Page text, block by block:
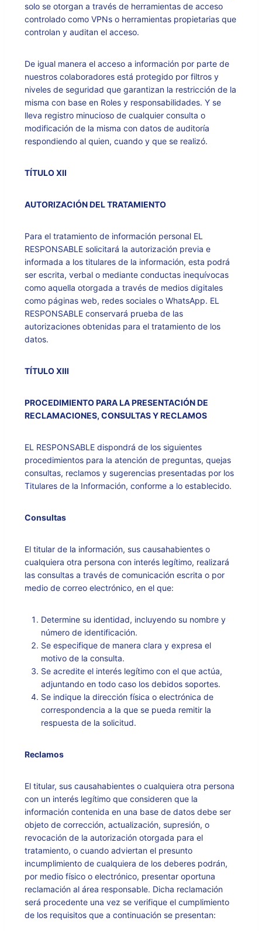
solo se otorgan a través de herramientas de acceso
controlado como VPNs o herramientas propietarias que
controlan y auditan el acceso.
De igual manera el acceso a información por parte de
nuestros colaboradores está protegido por filtros y
niveles de seguridad que garantizan la restricción de la
misma con base en Roles y responsabilidades. Y se
lleva registro minucioso de cualquier consulta o
modificación de la misma con datos de auditoría
respondiendo al quien, cuando y que se realizó.
TÍTULO XII
AUTORIZACIÓN DEL TRATAMIENTO
Para el tratamiento de información personal EL
RESPONSABLE solicitará la autorización previa e
informada a los titulares de la información, esta podrá
ser escrita, verbal o mediante conductas inequívocas
como aquella otorgada a través de medios digitales
como páginas web, redes sociales o WhatsApp. EL
RESPONSABLE conservará prueba de las
autorizaciones obtenidas para el tratamiento de los
datos.
TÍTULO XIII
PROCEDIMIENTO PARA LA PRESENTACIÓN DE
RECLAMACIONES, CONSULTAS Y RECLAMOS
EL RESPONSABLE dispondrá de los siguientes
procedimientos para la atención de preguntas, quejas
consultas, reclamos y sugerencias presentadas por los
Titulares de la Información, conforme a lo establecido.
Consultas
El titular de la información, sus causahabientes o
cualquiera otra persona con interés legítimo, realizará
las consultas a través de comunicación escrita o por
medio de correo electrónico, en el que:
Determine su identidad, incluyendo su nombre y
número de identificación.
Se especifique de manera clara y expresa el
motivo de la consulta.
Se acredite el interés legítimo con el que actúa,
adjuntando en todo caso los debidos soportes.
Se indique la dirección física o electrónica de
correspondencia a la que se pueda remitir la
respuesta de la solicitud.
Reclamos
El titular, sus causahabientes o cualquiera otra persona
con un interés legítimo que consideren que la
información contenida en una base de datos debe ser
objeto de corrección, actualización, supresión, o
revocación de la autorización otorgada para el
tratamiento, o cuando adviertan el presunto
incumplimiento de cualquiera de los deberes podrán,
por medio físico o electrónico, presentar oportuna
reclamación al área responsable. Dicha reclamación
será procedente una vez se verifique el cumplimiento
de los requisitos que a continuación se presentan: